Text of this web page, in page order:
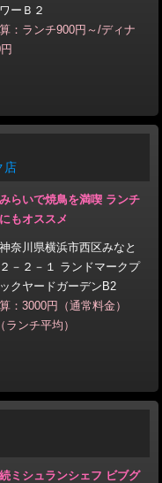
ーＢ２
：ランチ900円～/ディナ
店
らいで焼鳥を満喫 ランチ
もオススメ
奈川県横浜市西区みなと
－２－１ ランドマークプ
クヤードガーデンB2
：3000円（通常料金）
ランチ平均）
ミシュランシェフ ビブグ